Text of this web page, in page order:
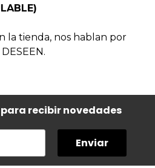
la tienda, nos hablan por
recibir novedades
Enviar